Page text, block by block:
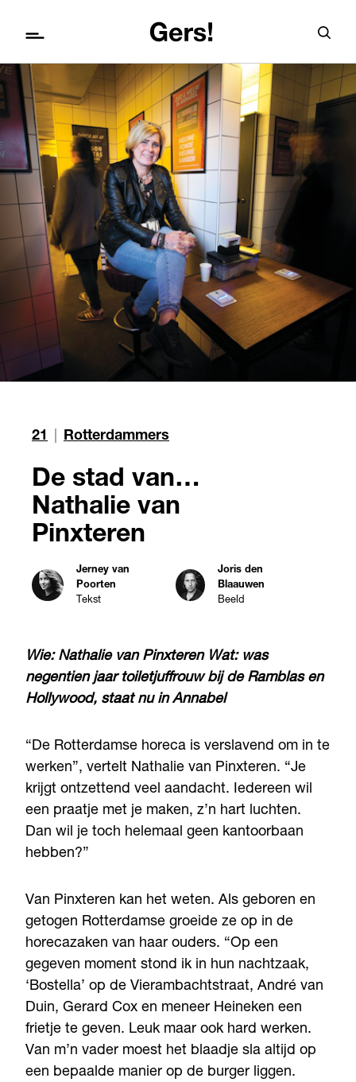
21 Rotterdammers
De stad van…
Nathalie van
Pinxteren
Jerney van
Poorten
Tekst
Joris den
Blaauwen
Beeld
Wie:Nathalie van Pinxteren Wat:was
negentien jaar toiletjuffrouw bij de Ramblas en
Hollywood, staat nu in Annabel
“De Rotterdamse horeca is verslavend om in te
werken”, vertelt Nathalie van Pinxteren. “Je
krijgt ontzettend veel aandacht. Iedereen wil
een praatje met je maken, z’n hart luchten.
Dan wil je toch helemaal geen kantoorbaan
hebben?”
Van Pinxteren kan het weten. Als geboren en
getogen Rotterdamse groeide ze op in de
horecazaken van haar ouders. “Op een
gegeven moment stond ik in hun nachtzaak,
‘Bostella’ op de Vierambachtstraat, André van
Duin, Gerard Cox en meneer Heineken een
frietje te geven. Leuk maar ook hard werken.
Van m’n vader moest het blaadje sla altijd op
een bepaalde manier op de burger liggen.